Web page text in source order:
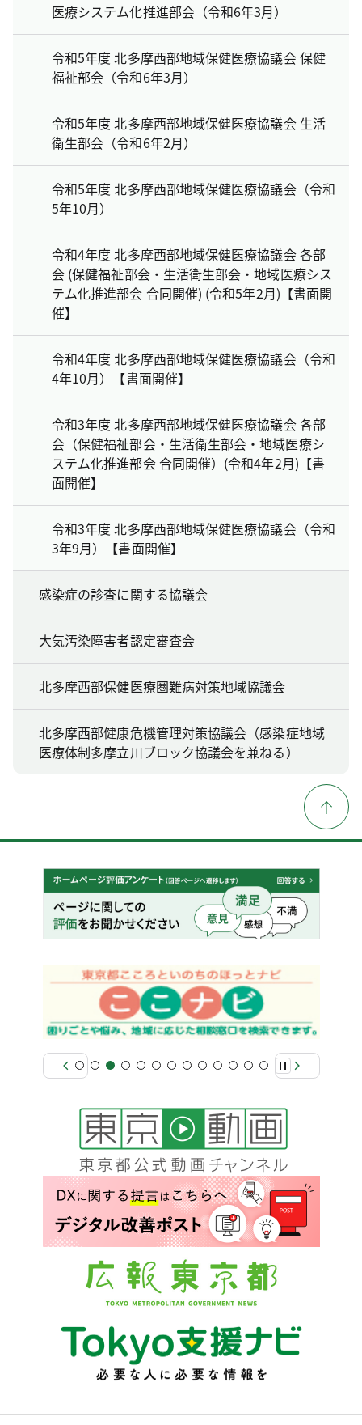
医療システム化推進部会（令和6年3月）
令和5年度 北多摩西部地域保健医療協議会 保健
福祉部会（令和6年3月）
令和5年度 北多摩西部地域保健医療協議会 生活
衛生部会（令和6年2月）
令和5年度 北多摩西部地域保健医療協議会（令和
5年10月）
令和4年度 北多摩西部地域保健医療協議会 各部
会 (保健福祉部会・生活衛生部会・地域医療シス
テム化推進部会 合同開催) (令和5年2月)【書面開
催】
令和4年度 北多摩西部地域保健医療協議会（令和
4年10月）【書面開催】
令和3年度 北多摩西部地域保健医療協議会 各部
会（保健福祉部会・生活衛生部会・地域医療シ
ステム化推進部会 合同開催）(令和4年2月)【書
面開催】
令和3年度 北多摩西部地域保健医療協議会（令和
3年9月）【書面開催】
感染症の診査に関する協議会
大気汚染障害者認定審査会
北多摩西部保健医療圏難病対策地域協議会
北多摩西部健康危機管理対策協議会（感染症地域
医療体制多摩立川ブロック協議会を兼ねる）